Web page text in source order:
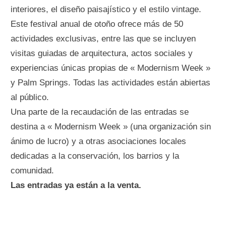
interiores, el diseño paisajístico y el estilo vintage.
Este festival anual de otoño ofrece más de 50
actividades exclusivas, entre las que se incluyen
visitas guiadas de arquitectura, actos sociales y
experiencias únicas propias de « Modernism Week »
y Palm Springs. Todas las actividades están abiertas
al público.
Una parte de la recaudación de las entradas se
destina a « Modernism Week » (una organización sin
ánimo de lucro) y a otras asociaciones locales
dedicadas a la conservación, los barrios y la
comunidad.
Las entradas ya están a la venta.